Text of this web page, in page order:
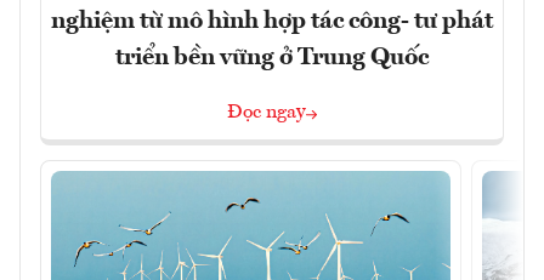
nghiệm từ mô hình hợp tác công- tư phát
triển bền vững ở Trung Quốc
Đọc ngay